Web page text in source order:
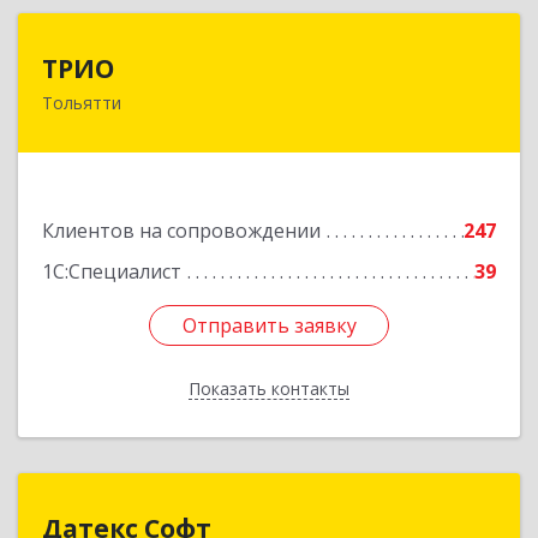
ТРИО
Тольятти
Клиентов на сопровождении
247
1С:Специалист
39
Отправить заявку
Показать контакты
Отправить заявку
Назад
Датекс Софт